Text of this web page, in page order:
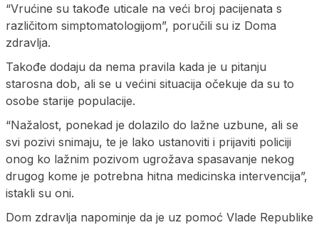
“Vrućine su takođe uticale na veći broj pacijenata s
različitom simptomatologijom”, poručili su iz Doma
zdravlja.
Takođe dodaju da nema pravila kada je u pitanju
starosna dob, ali se u većini situacija očekuje da su to
osobe starije populacije.
“Nažalost, ponekad je dolazilo do lažne uzbune, ali se
svi pozivi snimaju, te je lako ustanoviti i prijaviti policiji
onog ko lažnim pozivom ugrožava spasavanje nekog
drugog kome je potrebna hitna medicinska intervencija”,
istakli su oni.
Dom zdravlja napominje da je uz pomoć Vlade Republike